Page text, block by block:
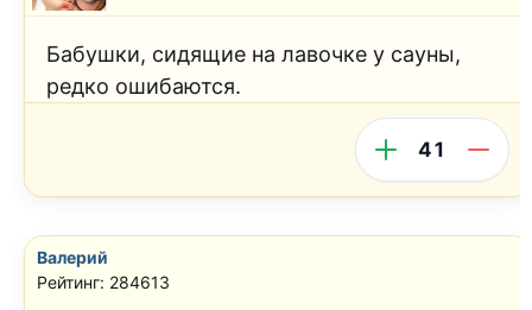
Бабушки, сидящие на лавочке у сауны,
редко ошибаются.
41
Валерий
Рейтинг: 284613